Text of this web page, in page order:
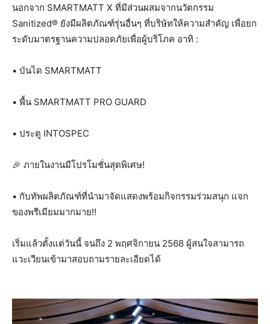
นอกจาก SMARTMATT X ที่มีส่วนผสมจากนวัตกรรม
Sanitized® ยังมีผลิตภัณฑ์รุ่นอื่นๆ ที่บริษัทให้ความสำคัญ เพื่อยก
ระดับมาตรฐานความปลอดภัยเพื่อผู้บริโภค อาทิ :
• บันได SMARTMATT
• พื้น SMARTMATT PRO GUARD
• ประตู INTOSPEC
🎉 ภายในงานมีโปรโมชั่นสุดพิเศษ!
• กับทัพผลิตภัณฑ์ที่นำมาจัดแสดงพร้อมกิจกรรมร่วมสนุก แจก
ของพรีเมียมมากมาย!!
เริ่มแล้วตั้งแต่วันนี้ จนถึง 2 พฤศจิกายน 2568 ผู้สนใจสามารถ
แวะเวียนเข้ามาสอบถามรายละเอียดได้